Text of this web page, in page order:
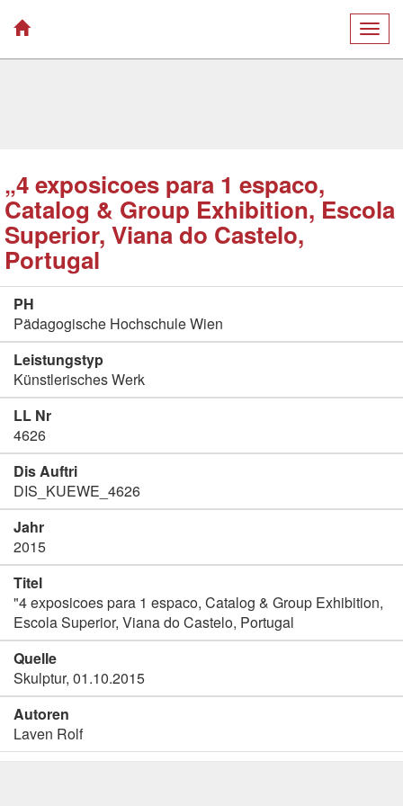
„4 exposicoes para 1 espaco,
Catalog & Group Exhibition, Escola
Superior, Viana do Castelo,
Portugal
PH
Pädagogische Hochschule Wien
Leistungstyp
Künstlerisches Werk
LL Nr
4626
Dis Auftri
DIS_KUEWE_4626
Jahr
2015
Titel
"4 exposicoes para 1 espaco, Catalog & Group Exhibition,
Escola Superior, Viana do Castelo, Portugal
Quelle
Skulptur, 01.10.2015
Autoren
Laven Rolf